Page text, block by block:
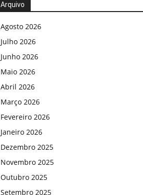
Arquivo
Agosto 2026
Julho 2026
Junho 2026
Maio 2026
Abril 2026
Março 2026
Fevereiro 2026
Janeiro 2026
Dezembro 2025
Novembro 2025
Outubro 2025
Setembro 2025